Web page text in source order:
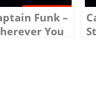
Funk –
You